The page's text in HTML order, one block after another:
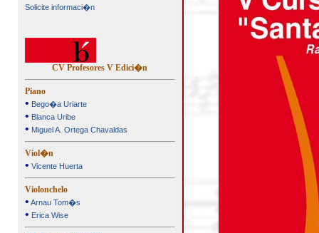
Solicite informaci�n
CV Profesores V Edici�n
Piano
• Bego�a Uriarte
• Blanca Uribe
• Miguel A. Ortega Chavaldas
Viol�n
• Vicente Huerta
Violonchelo
• Arnau Tom�s
• Erica Wise